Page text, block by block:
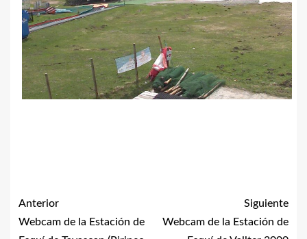
Anterior
Webcam de la Estación de
Siguiente
Webcam de la Estación de